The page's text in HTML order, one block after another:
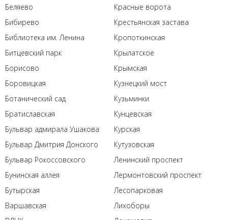
Беляево
Бибирево
Библиотека им. Ленина
Битцевский парк
Борисово
Боровицкая
Ботанический сад
Братиславская
Бульвар адмирала Ушакова
Бульвар Дмитрия Донского
Бульвар Рокоссовского
Бунинская аллея
Бутырская
Варшавская
Красные ворота
Крестьянская застава
Кропоткинская
Крылатское
Крымская
Кузнецкий мост
Кузьминки
Кунцевская
Курская
Кутузовская
Ленинский проспект
Лермонтовский проспект
Лесопарковая
Лихоборы